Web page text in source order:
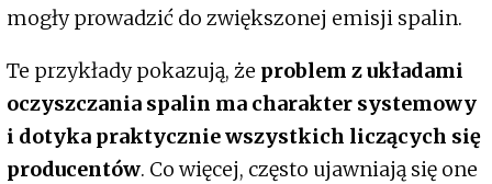
mogły prowadzić do zwiększonej emisji spalin.
Te przykłady pokazują, że problem z układami
oczyszczania spalin ma charakter systemowy
i dotyka praktycznie wszystkich liczących się
producentów. Co więcej, często ujawniają się one